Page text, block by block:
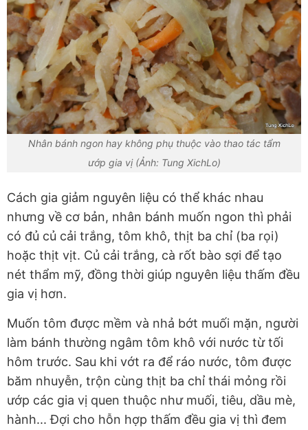
Nhân bánh ngon hay không phụ thuộc vào thao tác tẩm
ướp gia vị (Ảnh: Tung XichLo)
Cách gia giảm nguyên liệu có thể khác nhau
nhưng về cơ bản, nhân bánh muốn ngon thì phải
có đủ củ cải trắng, tôm khô, thịt ba chỉ (ba rọi)
hoặc thịt vịt. Củ cải trắng, cà rốt bào sợi để tạo
nét thẩm mỹ, đồng thời giúp nguyên liệu thấm đều
gia vị hơn.
Muốn tôm được mềm và nhả bớt muối mặn, người
làm bánh thường ngâm tôm khô với nước từ tối
hôm trước. Sau khi vớt ra để ráo nước, tôm được
băm nhuyễn, trộn cùng thịt ba chỉ thái mỏng rồi
ướp các gia vị quen thuộc như muối, tiêu, dầu mè,
hành... Đợi cho hỗn hợp thấm đều gia vị thì đem